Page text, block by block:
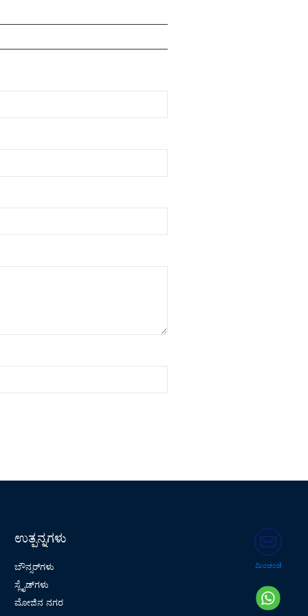
ಉತ್ಪನ್ನಗಳು
ಬೌನ್ಸರ್‌ಗಳು
ಸ್ಲೈಡ್‌ಗಳು
ಮೋಜಿನ ನಗರ
ಮಿಂಚಂಚೆ